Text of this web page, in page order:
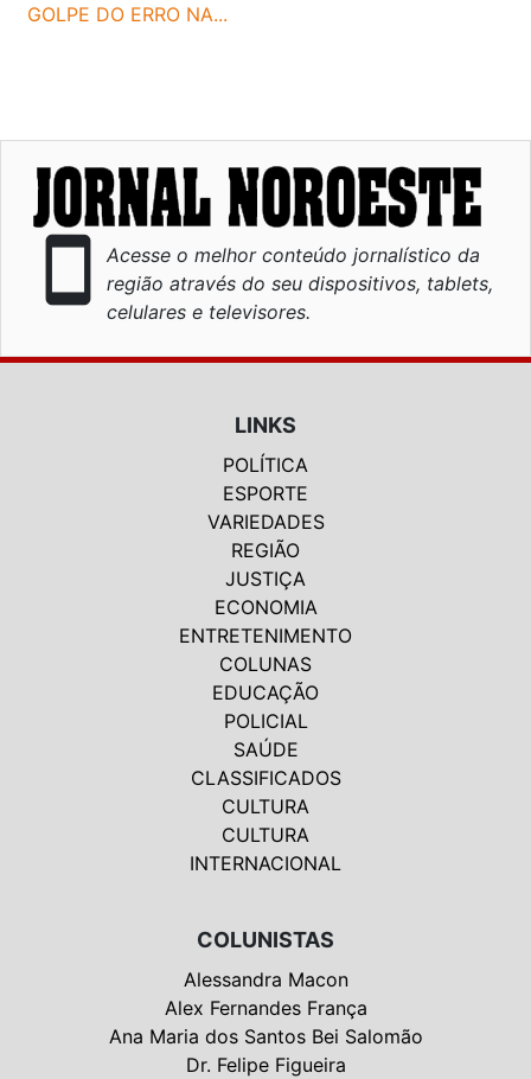
GOLPE DO ERRO NA...
smartphone
Acesse o melhor conteúdo jornalístico da
região através do seu dispositivos, tablets,
celulares e televisores.
LINKS
POLÍTICA
ESPORTE
VARIEDADES
REGIÃO
JUSTIÇA
ECONOMIA
ENTRETENIMENTO
COLUNAS
EDUCAÇÃO
POLICIAL
SAÚDE
CLASSIFICADOS
CULTURA
CULTURA
INTERNACIONAL
COLUNISTAS
Alessandra Macon
Alex Fernandes França
Ana Maria dos Santos Bei Salomão
Dr. Felipe Figueira